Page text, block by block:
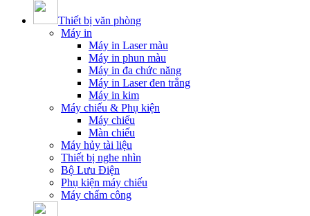
Thiết bị văn phòng
Máy in
Máy in Laser màu
Máy in phun màu
Máy in đa chức năng
Máy in Laser đen trắng
Máy in kim
Máy chiếu & Phụ kiện
Máy chiếu
Màn chiếu
Máy hủy tài liệu
Thiết bị nghe nhìn
Bộ Lưu Điện
Phụ kiện máy chiếu
Máy chấm công